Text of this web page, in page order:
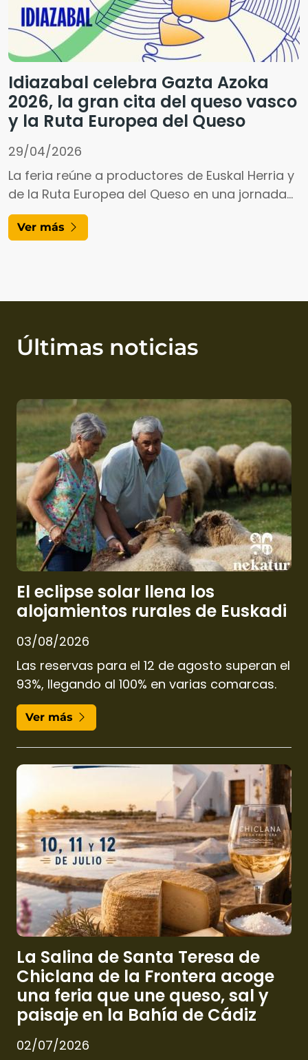
Idiazabal celebra Gazta Azoka
2026, la gran cita del queso vasco
y la Ruta Europea del Queso
29/04/2026
La feria reúne a productores de Euskal Herria y
de la Ruta Europea del Queso en una jornada
dedicada al sabor, la cultura pastoril y el
turismo rural
Ver más
Últimas noticias
El eclipse solar llena los
alojamientos rurales de Euskadi
03/08/2026
Las reservas para el 12 de agosto superan el
93%, llegando al 100% en varias comarcas.
Ver más
La Salina de Santa Teresa de
Chiclana de la Frontera acoge
una feria que une queso, sal y
paisaje en la Bahía de Cádiz
02/07/2026